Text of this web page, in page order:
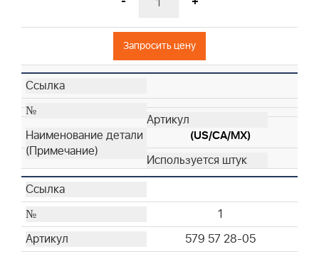
Запросить цену
(US/CA/MX)
1
579 57 28-05